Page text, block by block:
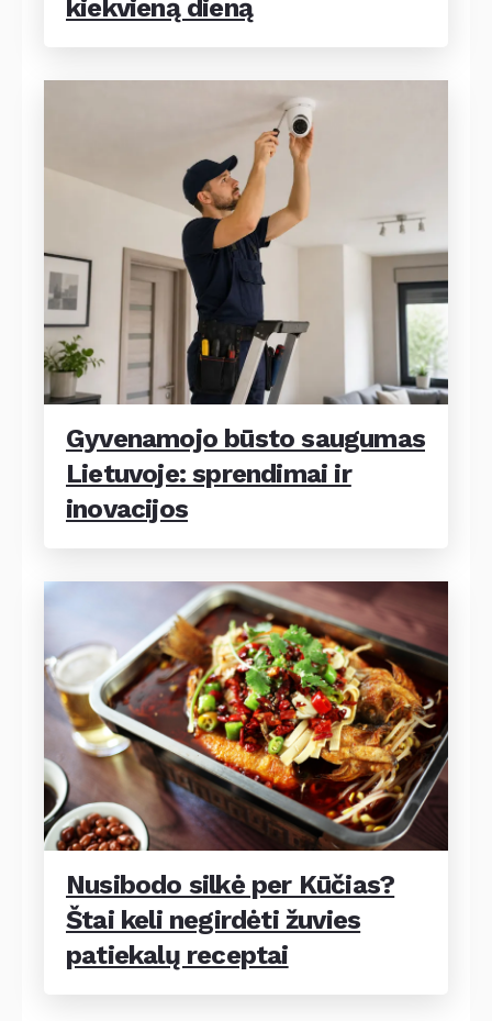
kiekvieną dieną
Gyvenamojo būsto saugumas
Lietuvoje: sprendimai ir
inovacijos
Nusibodo silkė per Kūčias?
Štai keli negirdėti žuvies
patiekalų receptai